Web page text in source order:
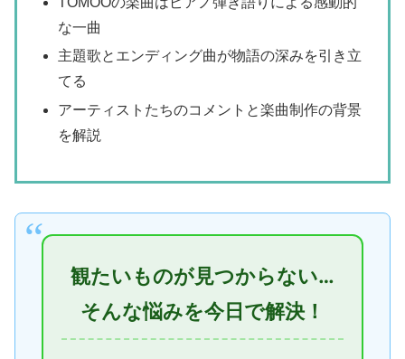
な一曲
主題歌とエンディング曲が物語の深みを引き立
てる
アーティストたちのコメントと楽曲制作の背景
を解説
観たいものが見つからない…
そんな悩みを今日で解決！